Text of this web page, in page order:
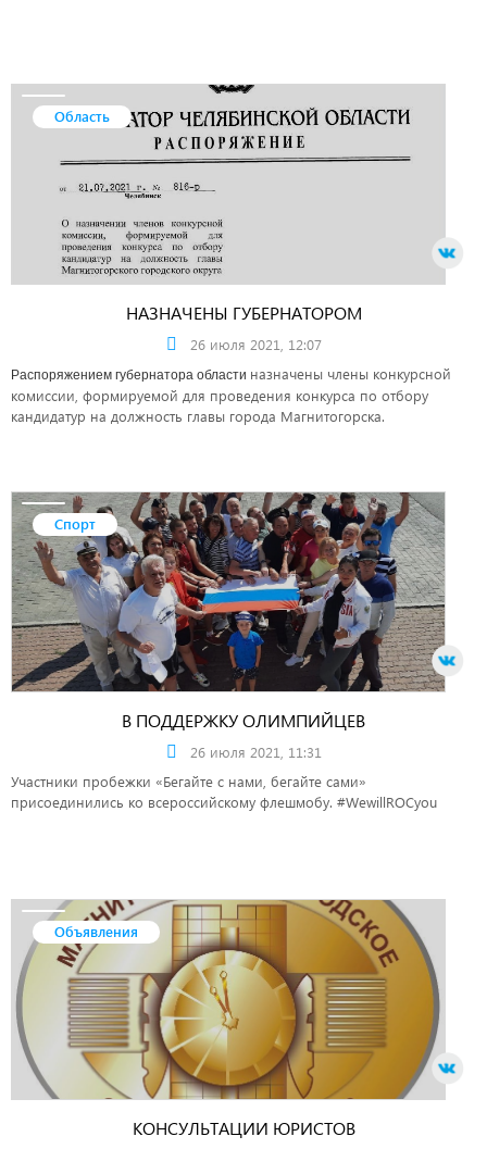
Область
НАЗНАЧЕНЫ ГУБЕРНАТОРОМ
26 июля 2021, 12:07
Распоряжением губернатора области назначены члены конкурсной
комиссии, формируемой для проведения конкурса по отбору
кандидатур на должность главы города Магнитогорска.
Спорт
В ПОДДЕРЖКУ ОЛИМПИЙЦЕВ
26 июля 2021, 11:31
Участники пробежки «Бегайте с нами, бегайте сами»
присоединились ко всероссийскому флешмобу. #WewillROCyou
Объявления
КОНСУЛЬТАЦИИ ЮРИСТОВ